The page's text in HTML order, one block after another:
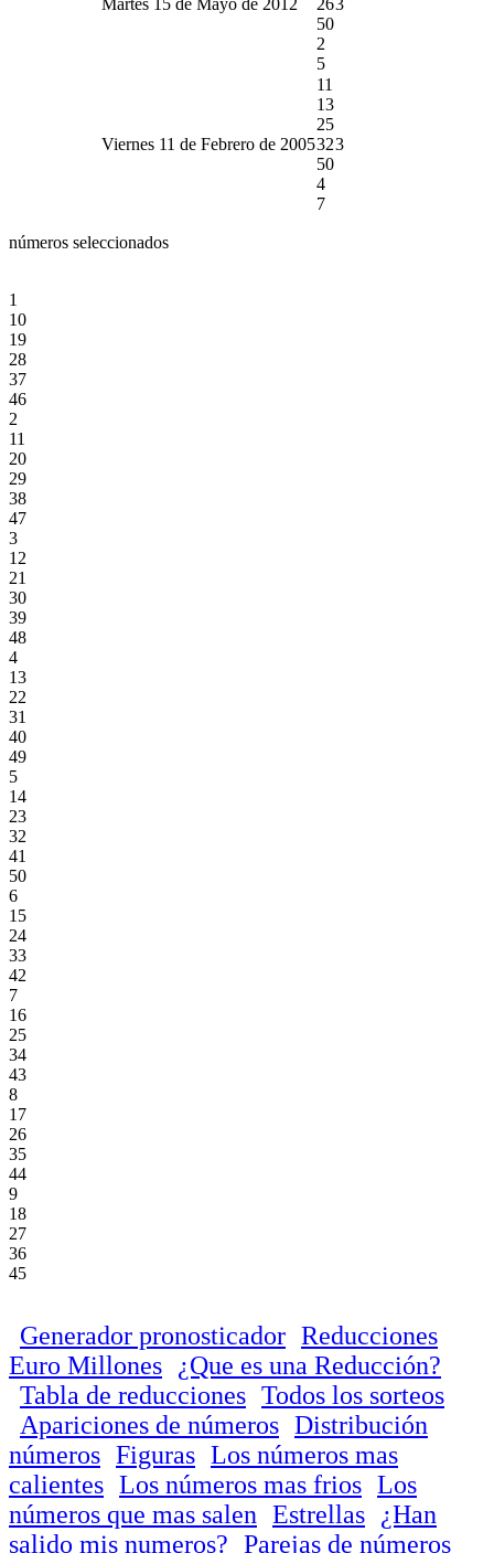
50
2
5
Viernes 11 de Febrero de 2005
11
13
25
32
50
4
7
3
números seleccionados
1
10
19
28
37
46
2
11
20
29
38
47
3
12
21
30
39
48
4
13
22
31
40
49
5
14
23
32
41
50
6
15
24
33
42
7
16
25
34
43
8
17
26
35
44
9
18
27
36
45
Generador pronosticador Reducciones
Euro Millones
¿Que es una Reducción?
Tabla de reducciones Todos los sorteos
Apariciones de números Distribución
números Figuras Los números mas
calientes Los números mas frios Los
números que mas salen Estrellas
¿Han
salido mis numeros? Parejas de números